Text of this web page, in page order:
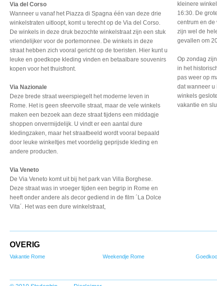
Via del Corso
Wanneer u vanaf het Piazza di Spagna één van deze drie
winkelstraten uitloopt, komt u terecht op de Via del Corso.
De winkels in deze druk bezochte winkelstraat zijn een stuk
vriendelijker voor de portemonnee. De winkels in deze
straat hebben zich vooral gericht op de toeristen. Hier kunt u
leuke en goedkope kleding vinden en betaalbare souvenirs
kopen voor het thuisfront.
Via Nazionale
Deze brede straat weerspiegelt het moderne leven in
Rome. Het is geen sfeervolle straat, maar de vele winkels
maken een bezoek aan deze straat tijdens een middagje
shoppen onvermijdelijk. U vindt er een aantal dure
kledingzaken, maar het straatbeeld wordt vooral bepaald
door leuke winkeltjes met voordelig geprijsde kleding en
andere producten.
Via Veneto
De Via Veneto komt uitbij het park van Villa Borghese.
Deze straatwas in vroeger tijden een begrip in Rome en
heeft onder andere als decor gediend in de film ´La Dolce
Vita´. Het was een dure winkelstraat,
kleinere
16:30. De
centrum en
zijn wel de
gevallen om
Op zondag
in het
pas weer op
dat wanneer
winkels
vakantie en
OVERIG
Vakantie Rome Weekendje Rome